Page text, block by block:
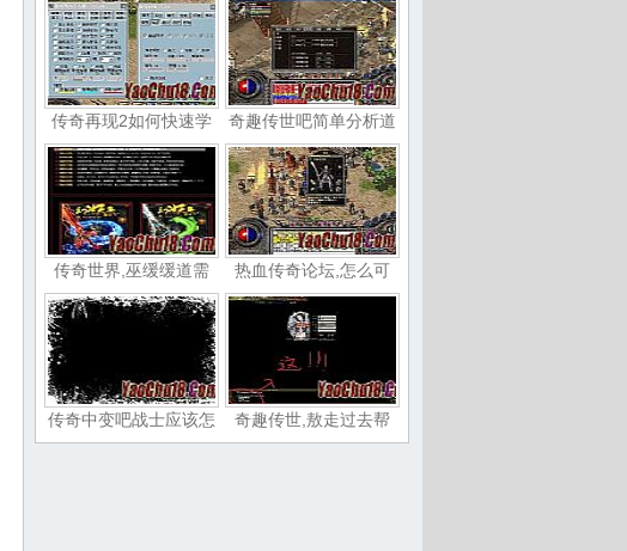
传奇再现2如何快速学 奇趣传世吧简单分析道
传奇世界,巫缓缓道需 热血传奇论坛,怎么可
传奇中变吧战士应该怎 奇趣传世,敖走过去帮